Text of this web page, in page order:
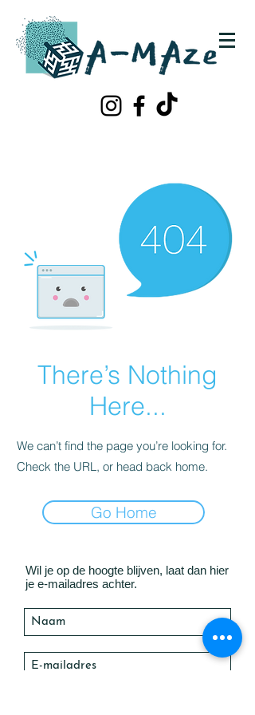
There’s Nothing
Here...
We can’t find the page you’re looking for.
Check the URL, or head back home.
Go Home
Wil je op de hoogte blijven, laat dan hier
je e-mailadres achter.